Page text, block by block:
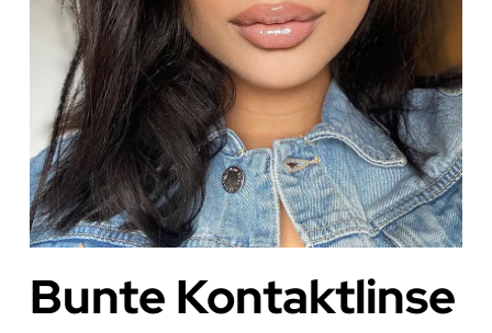
Bunte Kontaktlinse